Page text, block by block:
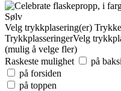
Sølv
Velg trykkplasering(er)
TrykkplasseringerVelg
(mulig å velge fler)
Raskeste mulighet
på
på forsiden
på toppen